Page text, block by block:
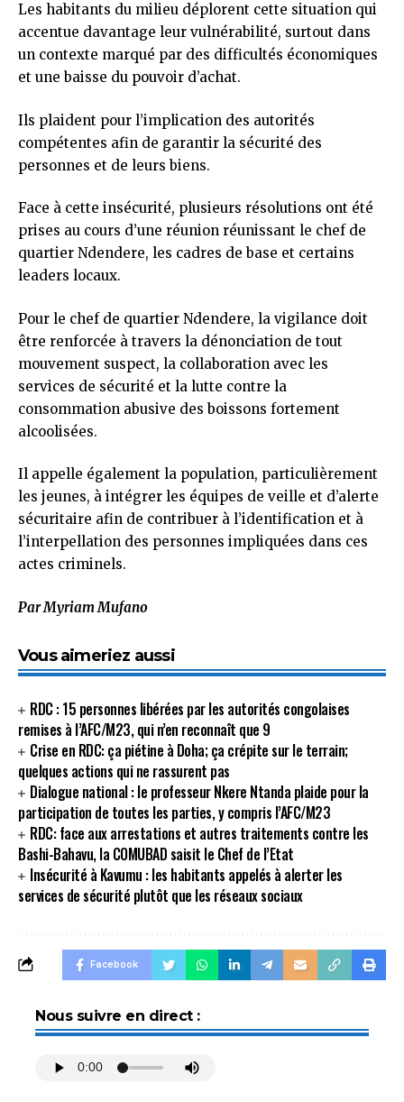
Les habitants du milieu déplorent cette situation qui
accentue davantage leur vulnérabilité, surtout dans
un contexte marqué par des difficultés économiques
et une baisse du pouvoir d’achat.
Ils plaident pour l’implication des autorités
compétentes afin de garantir la sécurité des
personnes et de leurs biens.
Face à cette insécurité, plusieurs résolutions ont été
prises au cours d’une réunion réunissant le chef de
quartier Ndendere, les cadres de base et certains
leaders locaux.
Pour le chef de quartier Ndendere, la vigilance doit
être renforcée à travers la dénonciation de tout
mouvement suspect, la collaboration avec les
services de sécurité et la lutte contre la
consommation abusive des boissons fortement
alcoolisées.
Il appelle également la population, particulièrement
les jeunes, à intégrer les équipes de veille et d’alerte
sécuritaire afin de contribuer à l’identification et à
l’interpellation des personnes impliquées dans ces
actes criminels.
Par Myriam Mufano
Vous aimeriez aussi
RDC : 15 personnes libérées par les autorités congolaises
remises à l’AFC/M23, qui n’en reconnaît que 9
Crise en RDC: ça piétine à Doha; ça crépite sur le terrain;
quelques actions qui ne rassurent pas
Dialogue national : le professeur Nkere Ntanda plaide pour la
participation de toutes les parties, y compris l’AFC/M23
RDC: face aux arrestations et autres traitements contre les
Bashi-Bahavu, la COMUBAD saisit le Chef de l’Etat
Insécurité à Kavumu : les habitants appelés à alerter les
services de sécurité plutôt que les réseaux sociaux
Facebook
Nous suivre en direct :